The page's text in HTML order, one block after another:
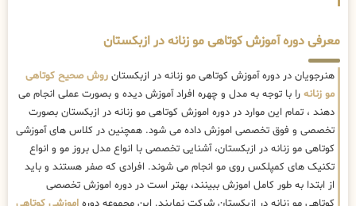
معرفی دوره آموزش کوتاهی مو زنانه در ازبکستان
هنرجویان در دوره آموزش کوتاهی مو زنانه در ازبکستان روش صحیح کوتاهی
مو زنانه را با توجه به مدل و چهره افراد آموزش دیده و بصورت عملی انجام می
دهند ، تمام این موارد در دوره اموزش کوتاهی مو زنانه در ازبکستان بصورت
تخصصی و فوق تخصصی اموزش داده می شود. همچنین در کلاس های آموزشی
کوتاهی مو زنانه در ازبکستان، آشنایی تخصصی با انواع مدل بروز مو و انواع
تکنیک های کمپلکس روی مو انجام می شوند. افرادی که صفر هستند و باید
از ابتدا به طور کامل اموزش ببینند، بهتر است در دوره اموزش تخصصی